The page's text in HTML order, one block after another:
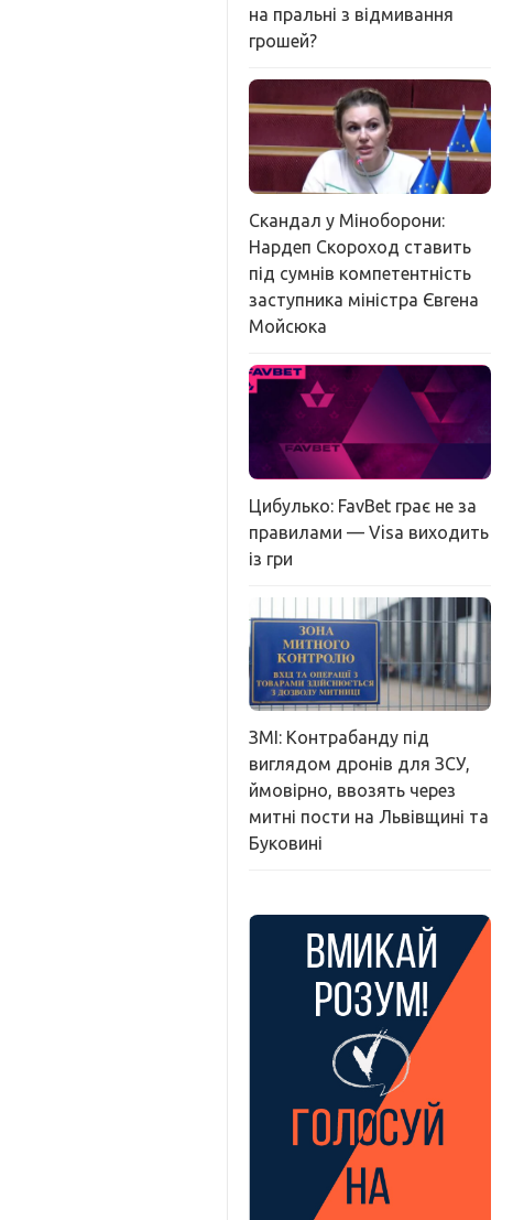
на пральні з відмивання
грошей?
Скандал у Міноборони:
Нардеп Скороход ставить
під сумнів компетентність
заступника міністра Євгена
Мойсюка
Цибулько: FavBet грає не за
правилами — Visa виходить
із гри
ЗМІ: Контрабанду під
виглядом дронів для ЗСУ,
ймовірно, ввозять через
митні пости на Львівщині та
Буковині